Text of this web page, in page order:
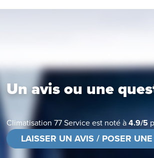
Un avis ou une
Climatisation 77 Service est noté à4.9/5
LAISSER UN AVIS / POSER